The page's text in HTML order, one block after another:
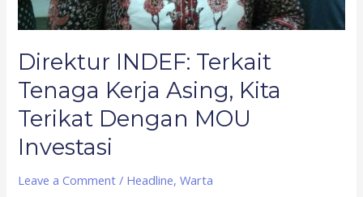
Direktur INDEF: Terkait
Tenaga Kerja Asing, Kita
Terikat Dengan MOU
Investasi
Leave a Comment / Headline,Warta